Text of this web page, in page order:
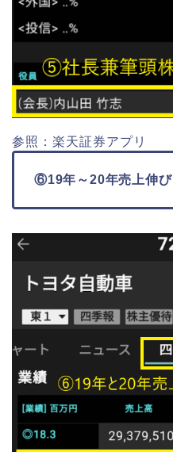
参照：楽天証券アプリ
⑥19年～20年売上伸び